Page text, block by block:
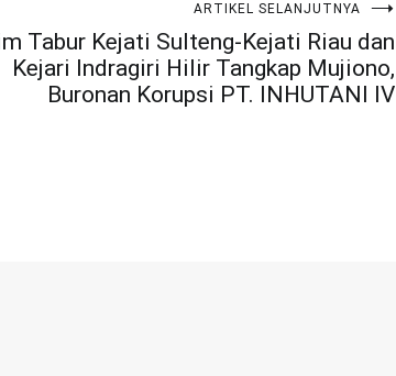
ARTIKEL SELANJUTNYA
Tabur Kejati Sulteng-Kejati Riau dan
Kejari Indragiri Hilir Tangkap Mujiono,
Buronan Korupsi PT. INHUTANI IV